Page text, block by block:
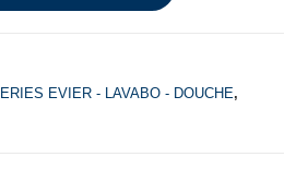
EVIER - LAVABO - DOUCHE,